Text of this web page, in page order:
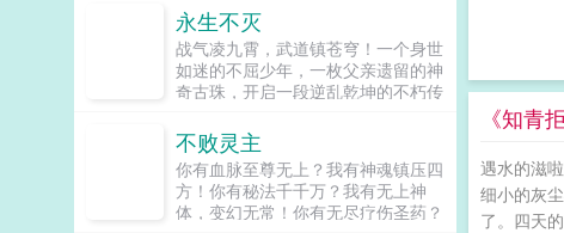
《知青
遇水的滋
细小的灰
了。四天
后，她逆袭报仇发家致富，专心爱
他，从此走上人生颠峰。她说宁先
生，今生有你足矣！...
永生不灭
战气凌九霄，武道镇苍穹！一个身世
如迷的不屈少年，一枚父亲遗留的神
奇古珠，开启一段逆乱乾坤的不朽传
恒，唯我不灭！...
不败灵主
你有血脉至尊无上？我有神魂镇压四
方！你有秘法千千万？我有无上神
体，变幻无常！你有无尽疗伤圣药？